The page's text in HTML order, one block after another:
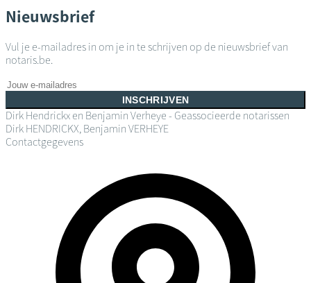
Nieuwsbrief
Vul je e-mailadres in om je in te schrijven op de nieuwsbrief van
notaris.be.
INSCHRIJVEN
Dirk Hendrickx en Benjamin Verheye - Geassocieerde notarissen
Dirk HENDRICKX, Benjamin VERHEYE
Contactgegevens